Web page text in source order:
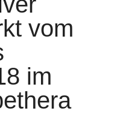
vom
im